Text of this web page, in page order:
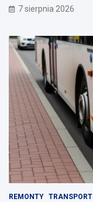
7 sierpnia 2026
REMONTY TRANSPORT